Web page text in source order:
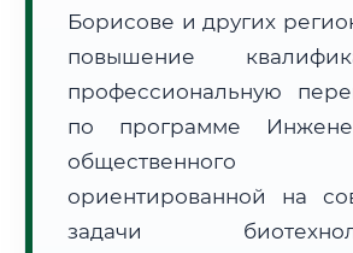
Формат учебы:
🗺️ Зона обслуживания: г. Борисов
Борисове и других
повышение
профессиональную
по программе
общественного
ориентированной на
задачи